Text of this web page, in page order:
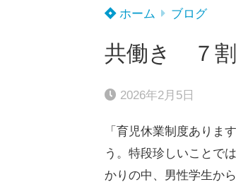
ホーム ブログ
共働き ７割
2026年2月5日
「育児休業制度ありま
う。特段珍しいことで
かりの中、男性学生か